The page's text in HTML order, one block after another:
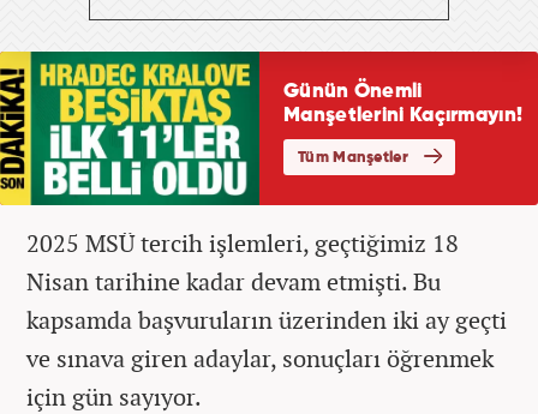
2025 MSÜ tercih işlemleri, geçtiğimiz 18
Nisan tarihine kadar devam etmişti. Bu
kapsamda başvuruların üzerinden iki ay geçti
ve sınava giren adaylar, sonuçları öğrenmek
için gün sayıyor.